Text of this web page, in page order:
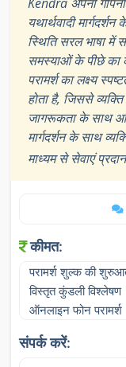
यथार्थवादी
स्थिति सरल भाषा में
समस्याओं के पीछे का
परामर्श का लक्ष्य
होता है, जिससे
जागरूकता के साथ
मार्गदर्शन के साथ
माध्यम से सेवाएं
कीमत:
परामर्श शुल्क की
विस्तृत कुंडली विश्लेषण
ऑनलाइन फोन परामर्श
संपर्क करें: